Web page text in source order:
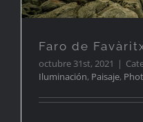
Faro de
octubre 31st, 2021 |
Iluminación, Paisaje,